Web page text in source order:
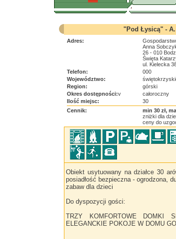
"Pod Łysicą" -
Adres:
Anna
26 - 010
Święta
ul. Kielecka
Telefon:
000
Województwo:
Region:
górski
Okres dostępności:v
całoroczny
Ilość miejsc:
30
Cennik:
min 30 zł,
zniżki dla
ceny do
Obiekt usytuowany na działce 30
posiadłość bezpieczna - ogrodzona,
zabaw dla dzieci
Do dyspozycji gości:
TRZY KOMFORTOWE DOMKI
ELEGANCKIE POKOJE W DOMU